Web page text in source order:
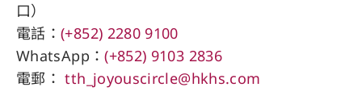
口）
電話：(+852) 2280 9100
WhatsApp：(+852) 9103 2836
電郵：tth_joyouscircle@hkhs.com